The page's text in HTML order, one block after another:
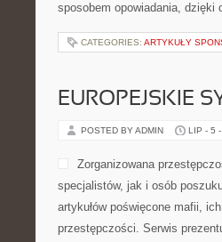
sposobem opowiadania,
CATEGORIES: ARTYKUŁY
EUROPEJSKIE
POSTED BY ADMIN LIP - 5
Zorganizowana
specjalistów, jak i osób
artykułów poświęcone mafii,
przestępczości. Serwis